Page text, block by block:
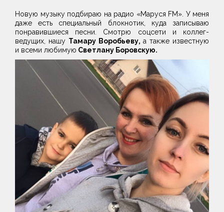
Новую музыку подбираю на радио «Маруся FM». У меня
даже есть специальный блокнотик, куда записываю
понравившиеся песни. Смотрю соцсети и коллег-
ведущих, нашу Тамару Воробьеву, а также известную
и всеми любимую Светлану Боровскую.